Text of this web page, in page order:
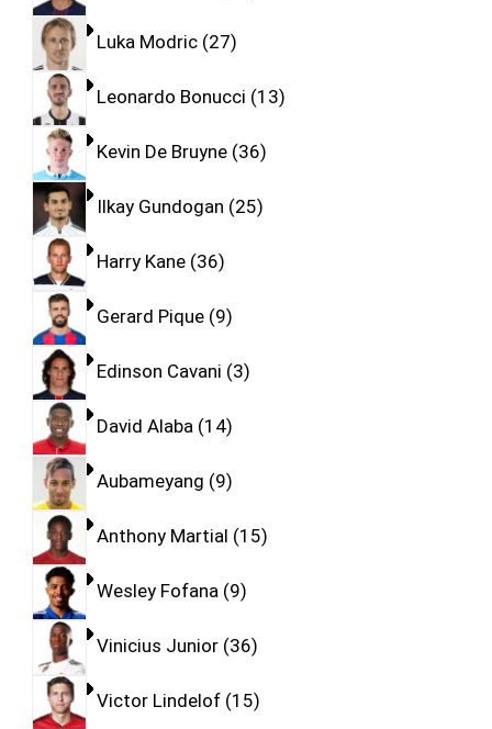
Luka Modric 27
Leonardo Bonucci 13
Kevin De Bruyne 36
Ilkay Gundogan 25
Harry Kane 36
Gerard Pique 9
Edinson Cavani 3
David Alaba 14
Aubameyang 9
Anthony Martial 15
Wesley Fofana 9
Vinicius Junior 36
Victor Lindelof 15